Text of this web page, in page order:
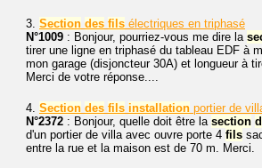
3. Section des fils électriques en triphasé
N°1009 : Bonjour, pourriez-vous me dire la
tirer une ligne en triphasé du tableau EDF à
mon garage (disjoncteur 30A) et longueur à
Merci de votre réponse....
4. Section des fils installation portier de
N°2372 : Bonjour, quelle doit être la section
d'un portier de villa avec ouvre porte 4 fils
entre la rue et la maison est de 70 m. Merci.